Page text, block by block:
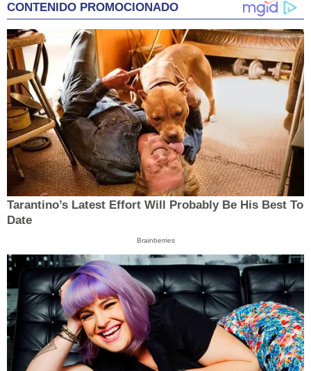
CONTENIDO PROMOCIONADO
Tarantino’s Latest Effort Will Probably Be His Best To
Date
Brainberries